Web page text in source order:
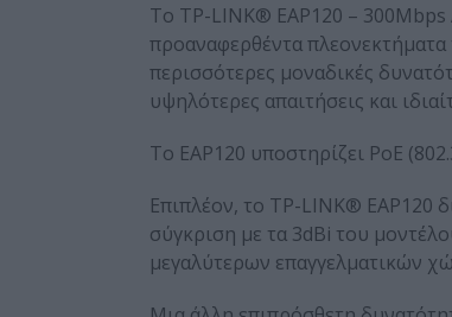
Το TP-LINK® EAP120 –
προαναφερθέντα
περισσότερες μοναδικές
υψηλότερες απαιτήσεις και
To EAP120 υποστηρίζει PoE
Επιπλέον, το TP-LINK® EAP120
σύγκριση με τα 3dBi του
μεγαλύτερων επαγγελματικών